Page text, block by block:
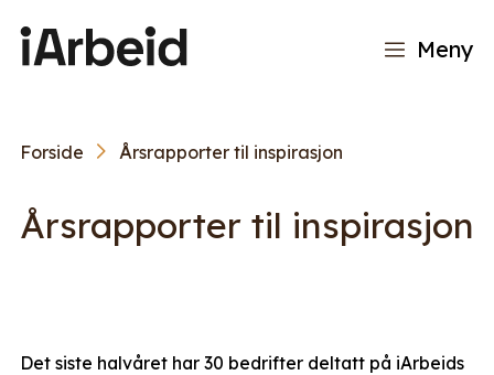
Meny
Forside Årsrapporter til inspirasjon
Årsrapporter til inspirasjon
Det siste halvåret har 30 bedrifter deltatt på iArbeids